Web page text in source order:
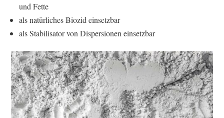
und Fette
als natürliches Biozid einsetzbar
als Stabilisator von Dispersionen einsetzbar